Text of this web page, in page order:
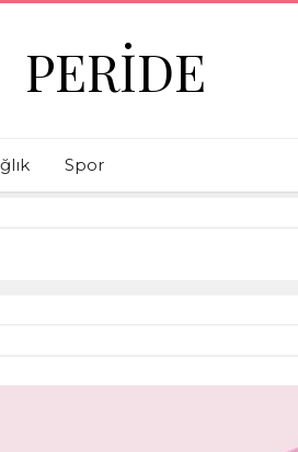
PERIDE
Spor